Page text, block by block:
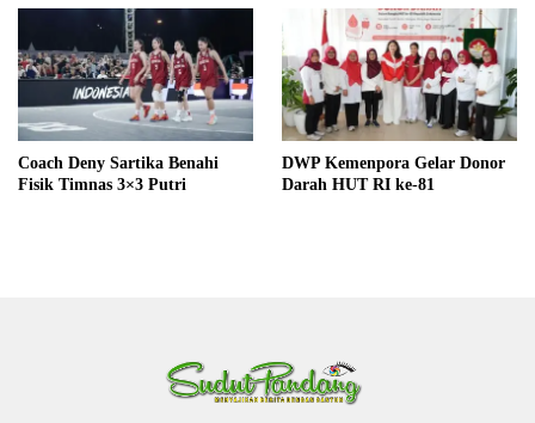
Coach Deny Sartika Benahi
Fisik Timnas 3×3 Putri
DWP Kemenpora Gelar Donor
Darah HUT RI ke-81